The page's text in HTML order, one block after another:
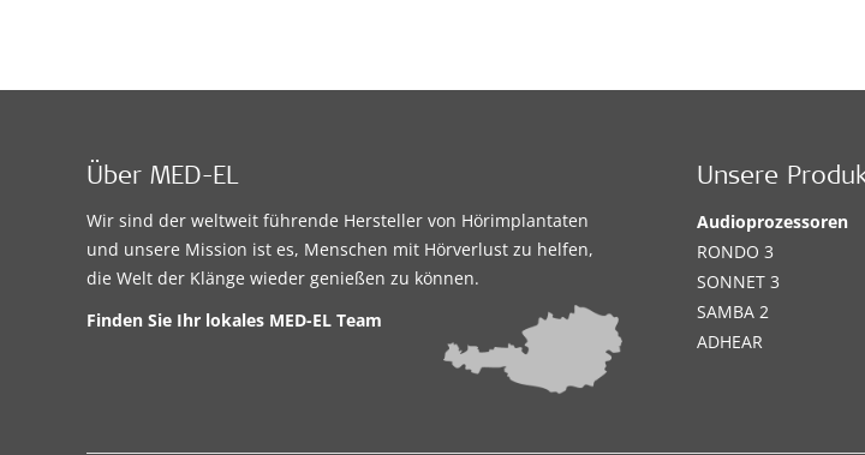
Über MED-EL
Wir sind der weltweit führende Hersteller von Hörimplantaten
und unsere Mission ist es, Menschen mit Hörverlust zu helfen,
die Welt der Klänge wieder genießen zu können.
Finden Sie Ihr lokales MED-EL Team
Unsere
Audioprozessoren
RONDO 3
SONNET 3
SAMBA 2
ADHEAR